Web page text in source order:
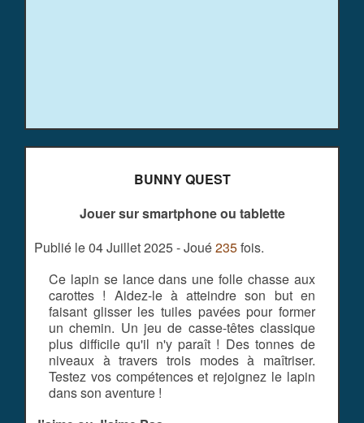
BUNNY QUEST
Jouer sur smartphone ou tablette
Publié le 04 Juillet 2025 - Joué235fois.
Ce lapin se lance dans une folle chasse aux
carottes ! Aidez-le à atteindre son but en
faisant glisser les tuiles pavées pour former
un chemin. Un jeu de casse-têtes classique
plus difficile qu'il n'y paraît ! Des tonnes de
niveaux à travers trois modes à maîtriser.
Testez vos compétences et rejoignez le lapin
dans son aventure !